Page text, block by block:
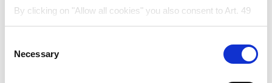
By clicking on "Allow all cookies" you also consent to Art. 49
para. 1 sentence 1 lit a GDPR that your data will be
processed in the USA. The United States is judged by the
European Court of Justice to be a country with an inadequate
Selection
Necessary
Language: